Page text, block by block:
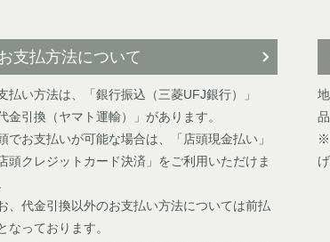
支払方法について
払い方法は、「銀行振込（三菱UFJ銀行）」
代金引換（ヤマト運輸）」があります。
でお支払いが可能な場合は、「店頭現金払い」
店頭クレジットカード決済」をご利用いただけま
、代金引換以外のお支払い方法については前払
なっております。